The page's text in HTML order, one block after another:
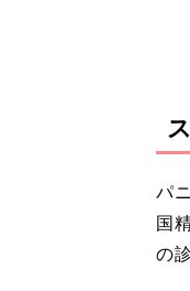
パ
国
の